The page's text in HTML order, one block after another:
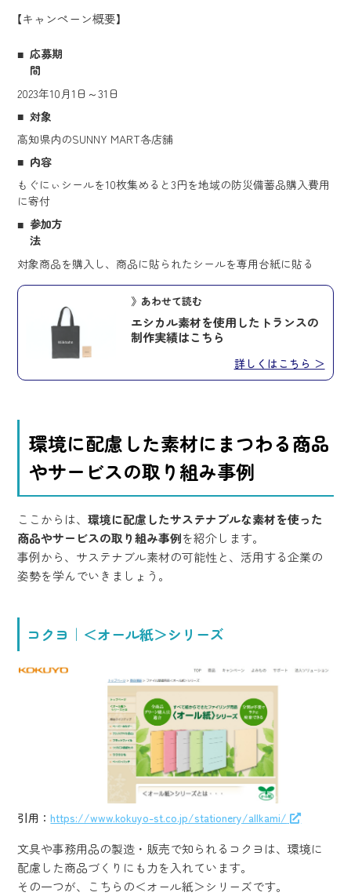
【キャンペーン概要】
応募期
間
2023年10月1日～31日
対象
高知県内のSUNNY MART各店舗
内容
もぐにぃシールを10枚集めると3円を地域の防災備蓄品購入費用
に寄付
参加方
法
対象商品を購入し、商品に貼られたシールを専用台紙に貼る
》あわせて読む
エシカル素材を使用したトランスの
制作実績はこちら
詳しくはこちら ＞
環境に配慮した素材にまつわる商品
やサービスの取り組み事例
ここからは、環境に配慮したサステナブルな素材を使った
商品やサービスの取り組み事例を紹介します。
事例から、サステナブル素材の可能性と、活用する企業の
姿勢を学んでいきましょう。
コクヨ｜＜オール紙＞シリーズ
引用：https://www.kokuyo-st.co.jp/stationery/allkami/
文具や事務用品の製造・販売で知られるコクヨは、環境に
配慮した商品づくりにも力を入れています。
その一つが、こちらの＜オール紙＞シリーズです。